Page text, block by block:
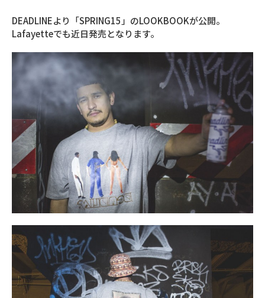
DEADLINEより「SPRING15」のLOOKBOOKが公開。
Lafayetteでも近日発売となります。